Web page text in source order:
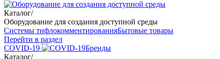
Каталог/
Оборудование для создания доступной среды
Системы тифлокомментированияБытовые товары
Перейти в раздел
COVID-19
Бренды
Каталог/